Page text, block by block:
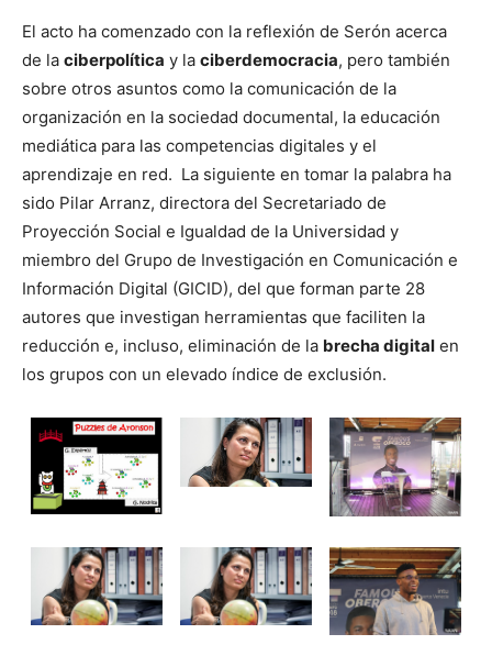
El acto ha comenzado con la reflexión de Serón acerca
de la ciberpolítica y la ciberdemocracia, pero también
sobre otros asuntos como la comunicación de la
organización en la sociedad documental, la educación
mediática para las competencias digitales y el
aprendizaje en red. La siguiente en tomar la palabra ha
sido Pilar Arranz, directora del Secretariado de
Proyección Social e Igualdad de la Universidad y
miembro del Grupo de Investigación en Comunicación e
Información Digital (GICID), del que forman parte 28
autores que investigan herramientas que faciliten la
reducción e, incluso, eliminación de la brecha digital en
los grupos con un elevado índice de exclusión.